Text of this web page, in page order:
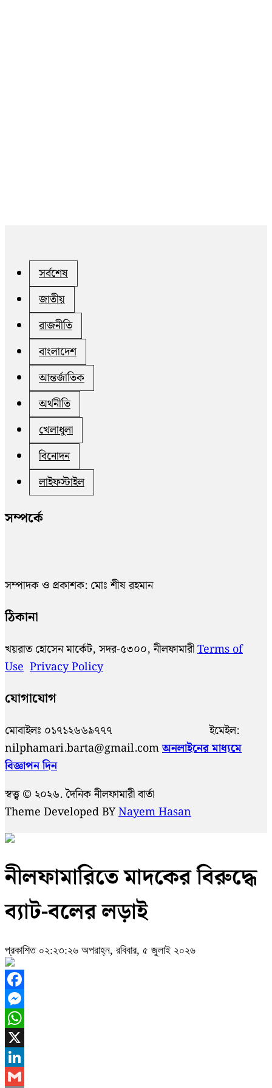
সর্বশেষ
জাতীয়
রাজনীতি
বাংলাদেশ
আন্তর্জাতিক
অর্থনীতি
খেলাধুলা
বিনোদন
লাইফস্টাইল
সম্পর্কে
সম্পাদক ও প্রকাশক: মোঃ শীষ রহমান
ঠিকানা
খয়রাত হোসেন মার্কেট, সদর-৫৩০০, নীলফামারীTerms of
Use Privacy Policy
যোগাযোগ
মোবাইলঃ ০১৭১২৬৬৯৭৭৭ ইমেইল:
nilphamari.barta@gmail.comঅনলাইনের মাধ্যমে
বিজ্ঞাপন দিন
স্বত্ত্ব © ২০২৬. দৈনিক নীলফামারী বার্তা
Theme Developed BYNayem Hasan
নীলফামারিতে মাদকের বিরুদ্ধে
ব্যাট-বলের লড়াই
প্রকাশিত ০২:২৩:২৬ অপরাহ্ন, রবিবার, ৫ জুলাই ২০২৬
Facebook
Messenger
WhatsApp
X
LinkedIn